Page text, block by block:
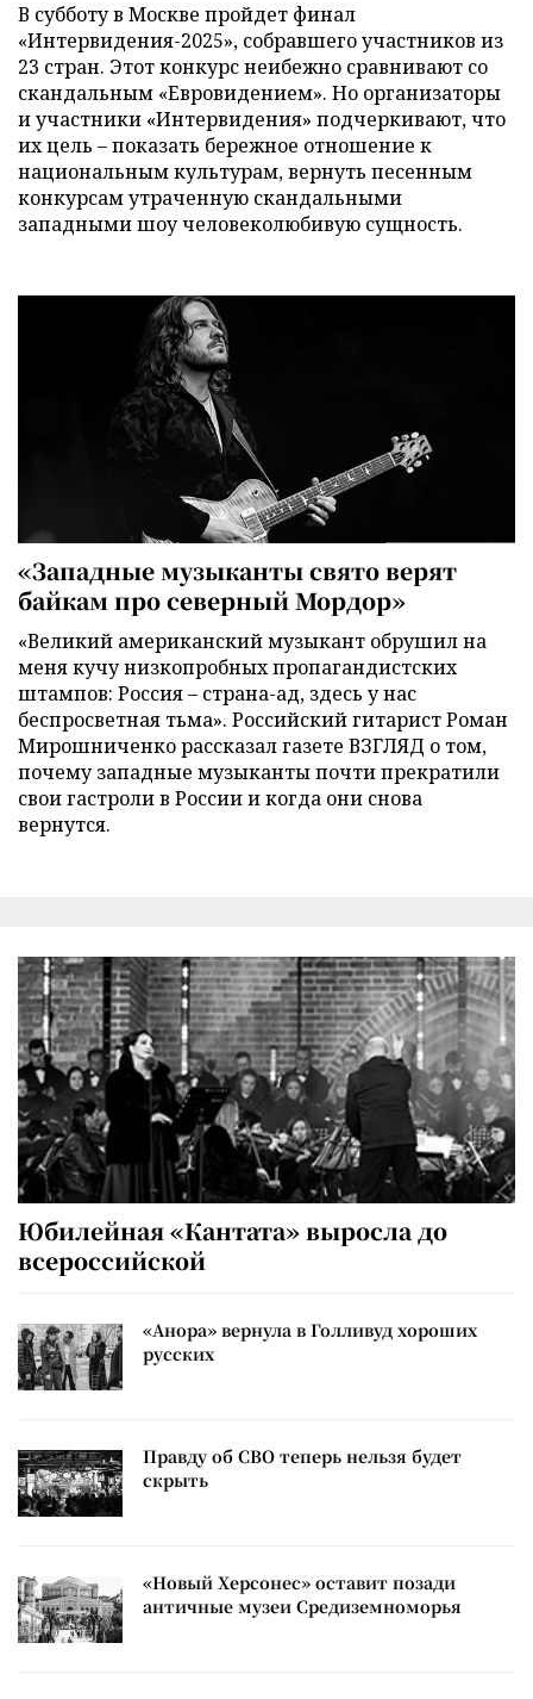
В субботу в Москве пройдет финал
«Интервидения-2025», собравшего участников из
23 стран. Этот конкурс неибежно сравнивают со
скандальным «Евровидением». Но организаторы
и участники «Интервидения» подчеркивают, что
их цель – показать бережное отношение к
национальным культурам, вернуть песенным
конкурсам утраченную скандальными
западными шоу человеколюбивую сущность.
«Западные музыканты свято верят
байкам про северный Мордор»
«Великий американский музыкант обрушил на
меня кучу низкопробных пропагандистских
штампов: Россия – страна-ад, здесь у нас
беспросветная тьма». Российский гитарист Роман
Мирошниченко рассказал газете ВЗГЛЯД о том,
почему западные музыканты почти прекратили
свои гастроли в России и когда они снова
вернутся.
Юбилейная «Кантата» выросла до
всероссийской
«Анора» вернула в Голливуд хороших
русских
Правду об СВО теперь нельзя будет
скрыть
«Новый Херсонес» оставит позади
античные музеи Средиземноморья